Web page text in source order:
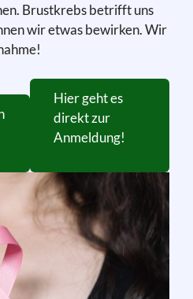
Brustkrebs betrifft uns
wir etwas bewirken. Wir
Hier geht es
direkt zur
Anmeldung!